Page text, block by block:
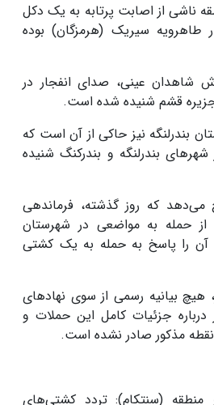
ناشی از اصابت پرتابه به یک دکل
طاهرویه سیریک (هرمزگان) بوده
شاهدان عینی، صدای انفجار در
قشم شنیده شده است.
بندرلنگه نیز حاکی از آن است که
بندرلنگه و بندرکنگ شنیده
می‌دهد که روز گذشته، فرماندهی
از حمله به مواضعی در شهرستان
آن را پاسخ به حمله به یک کشتی
هیچ بیانیه رسمی از سوی نهادهای
جزئیات کامل این حملات و
مذکور صادر نشده است.
منطقه (سنتکام): تردد کشتی‌های